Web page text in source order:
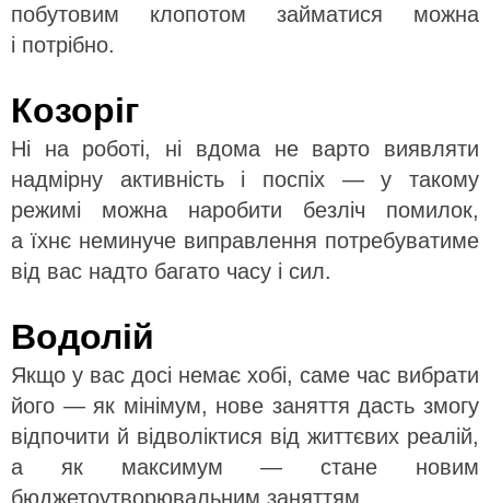
побутовим клопотом займатися можна
і потрібно.
Козоріг
Ні на роботі, ні вдома не варто виявляти
надмірну активність і поспіх — у такому
режимі можна наробити безліч помилок,
а їхнє неминуче виправлення потребуватиме
від вас надто багато часу і сил.
Водолій
Якщо у вас досі немає хобі, саме час вибрати
його — як мінімум, нове заняття дасть змогу
відпочити й відволіктися від життєвих реалій,
а як максимум — стане новим
бюджетоутворювальним заняттям.